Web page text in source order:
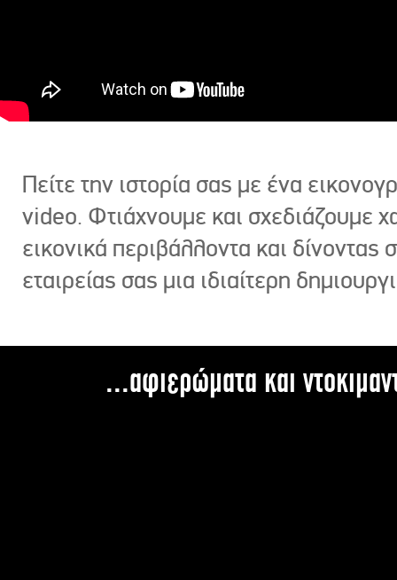
Πείτε την ιστορία σας με ένα
video. Φτιάχνουμε και σχεδιάζουμε
εικονικά περιβάλλοντα και δίνοντας
εταιρείας σας μια ιδιαίτερη
...αφιερώματα και